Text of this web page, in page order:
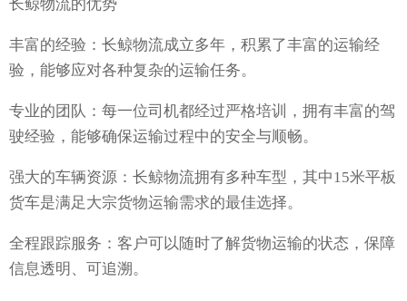
长鲸物流的优势
丰富的经验：长鲸物流成立多年，积累了丰富的运输经
验，能够应对各种复杂的运输任务。
专业的团队：每一位司机都经过严格培训，拥有丰富的驾
驶经验，能够确保运输过程中的安全与顺畅。
强大的车辆资源：长鲸物流拥有多种车型，其中15米平板
货车是满足大宗货物运输需求的最佳选择。
全程跟踪服务：客户可以随时了解货物运输的状态，保障
信息透明、可追溯。